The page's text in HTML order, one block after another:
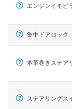
エンジンイモビ
集中ドアロック
本革巻きステア
ステアリングス